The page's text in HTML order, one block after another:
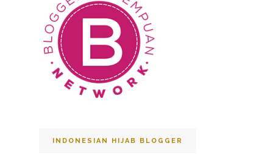
INDONESIAN HIJAB BLOGGER